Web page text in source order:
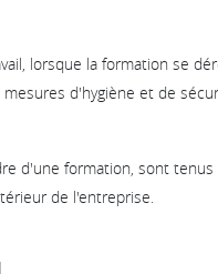
lorsque la formation se
d'hygiène et de
d'une formation, sont
de l'entreprise.